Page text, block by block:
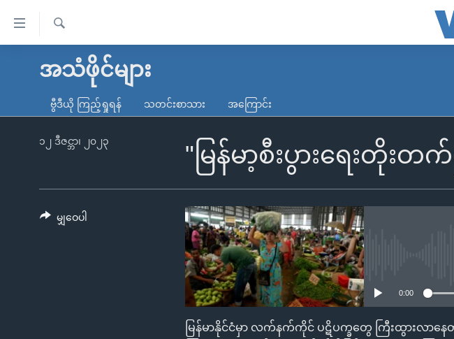
လွယ်ကူ
သည့်
မူလစာမျက်နှာ
ကမ္ဘာ့သတင်းများ
နိုင်ငံတကာ
တရုတ်
အစ္စရေး-ပါလက်စတိုင်း
ရပ်ဝန်းတခု လမ်းတခု အလွန်
အင်္ဂလိပ်စာလေ့လာမယ်
ရ
အသံဖိုင်များ
ဗွီဒီယို ကြည့်ရှုရန် သတင်းစာသား အကြောင်း
"မြန်မာ့စီးပွားရေးတိုး
၁၂ ဒီဇင္ဘာ၊ ၂၀၂၃
0:00
မြန်မာနိုင်ငံမှာ လက်နက်ကိုင် ပဋိပက္ခတွေ ကြီးထွားလာ
မျှဝေပါ